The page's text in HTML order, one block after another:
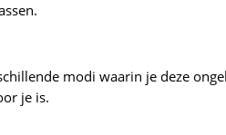
modi waarin je deze
je is.